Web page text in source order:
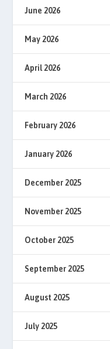
June 2026
May 2026
April 2026
March 2026
February 2026
January 2026
December 2025
November 2025
October 2025
September 2025
August 2025
July 2025